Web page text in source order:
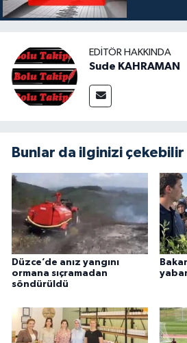
EDITÖR HAKKINDA
Sude KAHRAMAN
Bunlar da ilginizi çekebilir
Düzce’de anız yangını
ormana sıçramadan
söndürüldü